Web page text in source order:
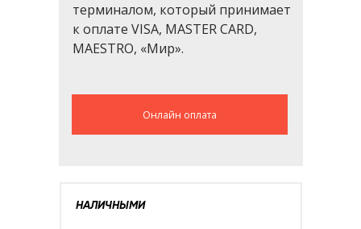
терминалом, который принимает
к оплате VISA, MASTER CARD,
MAESTRO, «Мир».
НАЛИЧНЫМИ
Онлайн оплата